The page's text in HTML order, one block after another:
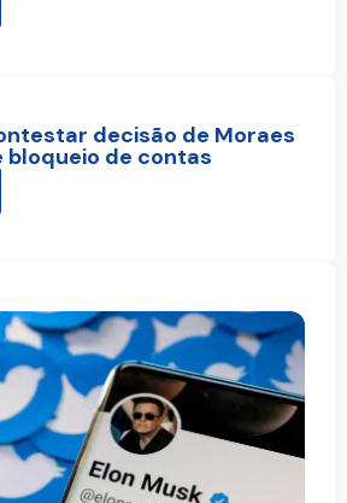
decisão de Moraes
bloqueio de contas